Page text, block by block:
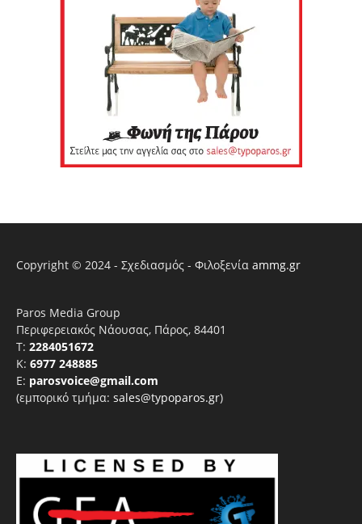
Copyright © 2024 - Σχεδιασμός - Φιλοξενία ammg.gr
Paros Media Group
Περιφερειακός Νάουσας, Πάρος, 84401
T: 2284051672
Κ: 6977 248885
E: parosvoice@gmail.com
(εμπορικό τμήμα: sales@typoparos.gr)